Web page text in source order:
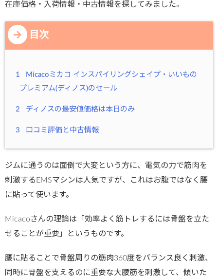
在庫価格・入荷情報・中古情報を探してみました。
目次
1
Micacoミカコ インスパイリングシェイプ・いいもの
プレミアム(ディノス)のセール
2 ディノスの最安値価格は本日のみ
3 口コミ評価と中古情報
ジムに通うのは面倒で大変という方に、電気の力で筋肉を
刺激するEMSマシンは人気ですが、これはお腹ではなく腰
に貼って使います。
Micacoさんの理論は「効率よく筋トレするには骨盤を立た
せることが重要」というものです。
腰に貼ることで骨盤周りの筋肉360度をバランス良く刺激、
同時に骨盤を支えるのに重要な大腰筋を刺激して、傾いた